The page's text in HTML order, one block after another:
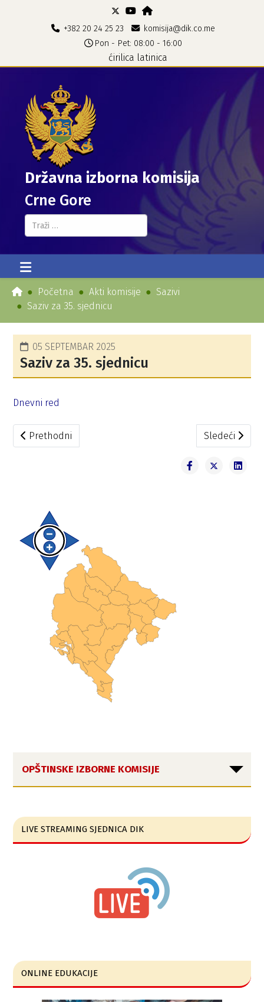
+382 20 24 25 23
komisija@dik.co.me
Pon - Pet: 08:00 - 16:00
ćirilica latinica
Državna izborna komisija
Crne Gore
Pretraga...
Početna Akti komisije
Sazivi
Saziv za 35. sjednicu
05 SEPTEMBAR 2025
Saziv za 35. sjednicu
Dnevni red
Prethodni članak: Saziv za 36. sjednicu
Prethodni Sledeći
Sledeći
OPŠTINSKE IZBORNE KOMISIJE
LIVE STREAMING SJEDNICA DIK
ONLINE EDUKACIJE